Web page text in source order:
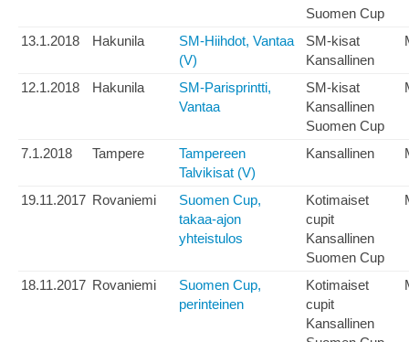
Suomen Cup
13.1.2018 Hakunila
SM-Hiihdot, Vantaa
(V)
SM-kisat
Kansallinen
12.1.2018 Hakunila
SM-Parisprintti,
Vantaa
SM-kisat
Kansallinen
Suomen Cup
7.1.2018 Tampere
Tampereen
Talvikisat (V)
Kansallinen
19.11.2017 Rovaniemi
Suomen Cup,
takaa-ajon
yhteistulos
Kotimaiset
cupit
Kansallinen
Suomen Cup
18.11.2017 Rovaniemi
Suomen Cup,
perinteinen
Kotimaiset
cupit
Kansallinen